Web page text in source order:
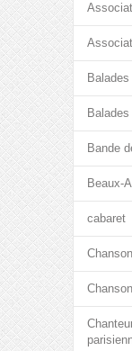
Bande
Beaux-
cabaret
Chanson